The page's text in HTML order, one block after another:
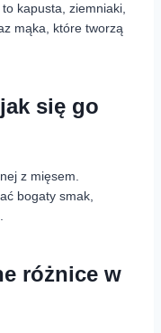
kapusta, ziemniaki,
mąka, które tworzą
się go
z mięsem.
bogaty smak,
różnice w